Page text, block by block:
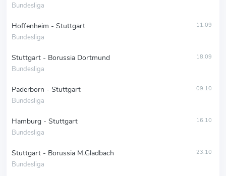
Bundesliga
Hoffenheim - Stuttgart
Bundesliga
11.09
Stuttgart - Borussia Dortmund
Bundesliga
18.09
Paderborn - Stuttgart
Bundesliga
09.10
Hamburg - Stuttgart
Bundesliga
16.10
Stuttgart - Borussia M.Gladbach
Bundesliga
23.10